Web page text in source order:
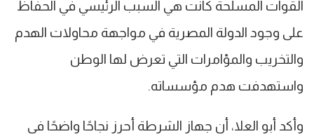
القوات المسلحة كانت هي السبب الرئيسي في الحفاظ
على وجود الدولة المصرية في مواجهة محاولات الهدم
والتخريب والمؤامرات التي تعرض لها الوطن
واستهدفت هدم مؤسساته.
وأكد أبو العلا، أن جهاز الشرطة أحرز نجاحًا واضحًا في